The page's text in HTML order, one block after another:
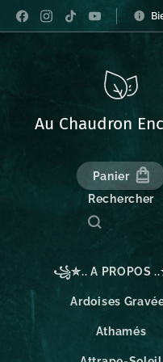
Au Chaudron
Panier
Rechercher
꧁✮.. A PROPOS
Ardoises
Athamés